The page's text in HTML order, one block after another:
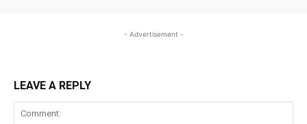
- Advertisement -
LEAVE A REPLY